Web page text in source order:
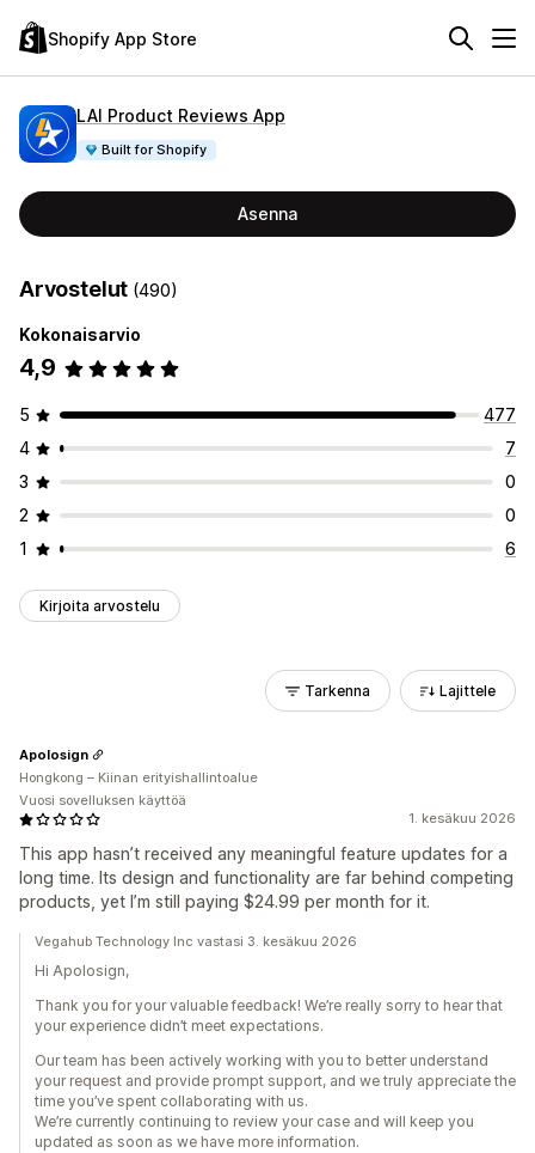
Shopify App Store
LAI Product Reviews App
Built for Shopify
Asenna
Arvostelut (490)
Kokonaisarvio
4,9
5
477
4
7
3
0
2
0
1
6
Kirjoita arvostelu
Tarkenna Lajittele
1. kesäkuu 2026
This app hasn’t received any meaningful feature updates for a
long time. Its design and functionality are far behind competing
products, yet I’m still paying $24.99 per month for it.
Apolosign
Hongkong – Kiinan erityishallintoalue
Vuosi sovelluksen käyttöä
Vegahub Technology Inc vastasi 3. kesäkuu 2026
Hi Apolosign,
Thank you for your valuable feedback! We’re really sorry to hear that
your experience didn’t meet expectations.
Our team has been actively working with you to better understand
your request and provide prompt support, and we truly appreciate the
time you’ve spent collaborating with us.
We’re currently continuing to review your case and will keep you
updated as soon as we have more information.